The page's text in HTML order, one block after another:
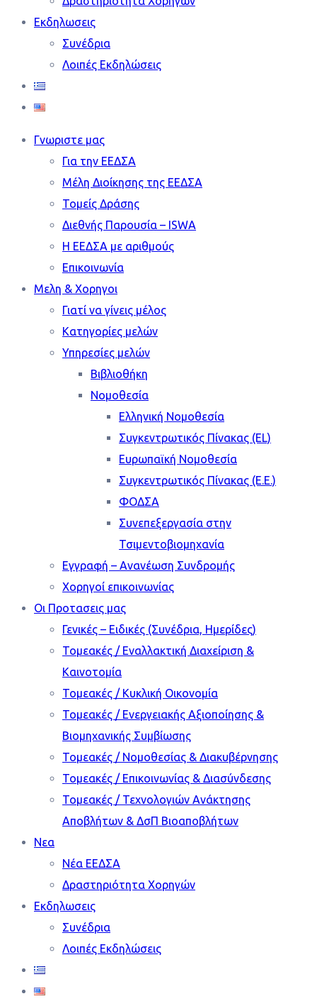
Εκδηλωσεις
Συνέδρια
Λοιπές Εκδηλώσεις
Γνωριστε μας
Για την ΕΕΔΣΑ
Mέλη Διοίκησης της ΕΕΔΣΑ
Τομείς Δράσης
Διεθνής Παρουσία – ISWA
Η ΕΕΔΣΑ με αριθμούς
Επικοινωνία
Μελη & Χορηγοι
Γιατί να γίνεις μέλος
Κατηγορίες μελών
Υπηρεσίες μελών
Βιβλιοθήκη
Νομοθεσία
Ελληνική Νομοθεσία
Συγκεντρωτικός Πίνακας (EL)
Ευρωπαϊκή Νομοθεσία
Συγκεντρωτικός Πίνακας (Ε.Ε.)
ΦΟΔΣΑ
Συνεπεξεργασία στην
Τσιμεντοβιομηχανία
Εγγραφή – Ανανέωση Συνδρομής
Χορηγοί επικοινωνίας
Οι Προτασεις μας
Γενικές – Ειδικές (Συνέδρια, Ημερίδες)
Τομεακές / Εναλλακτική Διαχείριση &
Καινοτομία
Τομεακές / Κυκλική Οικονομία
Τομεακές / Ενεργειακής Αξιοποίησης &
Βιομηχανικής Συμβίωσης
Τομεακές / Νομοθεσίας & Διακυβέρνησης
Τομεακές / Επικοινωνίας & Διασύνδεσης
Τομεακές / Τεχνολογιών Ανάκτησης
Αποβλήτων & ΔσΠ Βιοαποβλήτων
Νεα
Νέα ΕΕΔΣΑ
Δραστηριότητα Χορηγών
Εκδηλωσεις
Συνέδρια
Λοιπές Εκδηλώσεις